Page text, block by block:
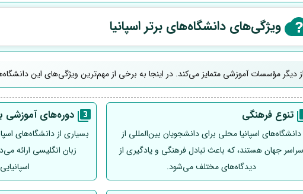
ویژگی‌های دانشگاه‌های برتر اسپانیا
دیگر مؤسسات آموزشی متمایز می‌کند. در اینجا به برخی از مهم‌ترین ویژگی‌های این
تنوع فرهنگی
دانشگاه‌های اسپانیا محلی برای دانشجویان بین‌المللی از
سراسر جهان هستند، که باعث تبادل فرهنگی و یادگیری از
دیدگاه‌های مختلف می‌شود.
دوره‌های آموزشی
بسیاری از دانشگاه‌های
زبان انگلیسی ارائه